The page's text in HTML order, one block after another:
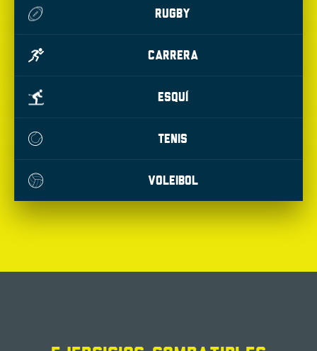
RUGBY
CARRERA
ESQUÍ
TENIS
VOLEIBOL